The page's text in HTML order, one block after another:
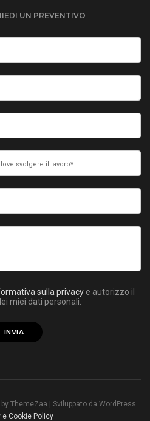
UN PREVENTIVO
sulla privacy e autorizzo il
miei dati personali.
ThemeZaa | Sviluppato da WordPress
e Cookie Policy